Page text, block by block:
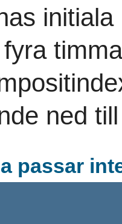
ned
passar